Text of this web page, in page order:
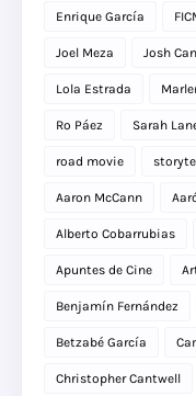
Enrique García
Joel Meza Josh
Lola Estrada
Ro Páez Sarah
road movie
Aaron McCann
Alberto Cobarrubias
Apuntes de Cine
Benjamín Fernández
Betzabé García
Christopher Cantwell